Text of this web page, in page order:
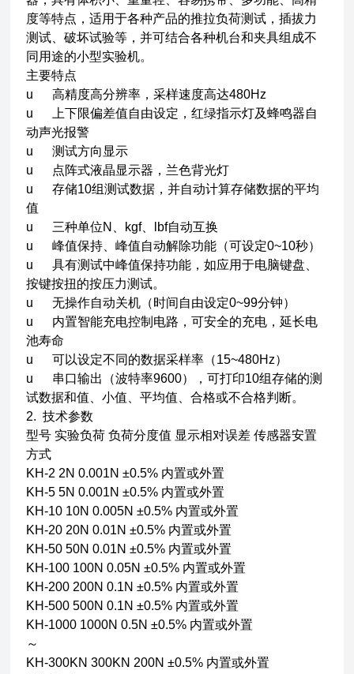
度等特点，适用于各种产品的推拉负荷测试，插拔力
测试、破坏试验等，并可结合各种机台和夹具组成不
同用途的小型实验机。
主要特点
u 高精度高分辨率，采样速度高达480Hz
u 上下限偏差值自由设定，红绿指示灯及蜂鸣器自
动声光报警
u 测试方向显示
u 点阵式液晶显示器，兰色背光灯
u 存储10组测试数据，并自动计算存储数据的平均
值
u 三种单位N、kgf、lbf自动互换
u 峰值保持、峰值自动解除功能（可设定0~10秒）
u 具有测试中峰值保持功能，如应用于电脑键盘、
按键按扭的按压力测试。
u 无操作自动关机（时间自由设定0~99分钟）
u 内置智能充电控制电路，可安全的充电，延长电
池寿命
u 可以设定不同的数据采样率（15~480Hz）
u 串口输出（波特率9600），可打印10组存储的测
试数据和值、小值、平均值、合格或不合格判断。
2. 技术参数
型号 实验负荷 负荷分度值 显示相对误差 传感器安置
方式
KH-2 2N 0.001N ±0.5% 内置或外置
KH-5 5N 0.001N ±0.5% 内置或外置
KH-10 10N 0.005N ±0.5% 内置或外置
KH-20 20N 0.01N ±0.5% 内置或外置
KH-50 50N 0.01N ±0.5% 内置或外置
KH-100 100N 0.05N ±0.5% 内置或外置
KH-200 200N 0.1N ±0.5% 内置或外置
KH-500 500N 0.1N ±0.5% 内置或外置
KH-1000 1000N 0.5N ±0.5% 内置或外置
～
KH-300KN 300KN 200N ±0.5% 内置或外置